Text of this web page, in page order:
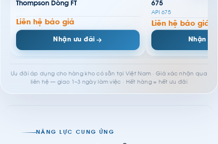
Thompson Dòng FT
Liên hệ báo giá
Nhận ưu đãi
675
API 675
Liên hệ báo giá
Nhận
Ưu đãi áp dụng cho hàng kho có sẵn tại Việt Nam · Giá xác nhận qua
liên hệ — giao 1–3 ngày làm việc · Hết hàng = hết ưu đãi
NĂNG LỰC CUNG ỨNG